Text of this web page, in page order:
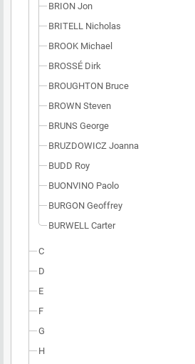
BRION Jon
BRITELL Nicholas
BROOK Michael
BROSSÉ Dirk
BROUGHTON Bruce
BROWN Steven
BRUNS George
BRUZDOWICZ Joanna
BUDD Roy
BUONVINO Paolo
BURGON Geoffrey
BURWELL Carter
C
D
E
F
G
H